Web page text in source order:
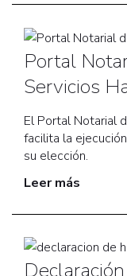
Portal
Servicios
El Portal Notarial
facilita la
su elección.
Leer más